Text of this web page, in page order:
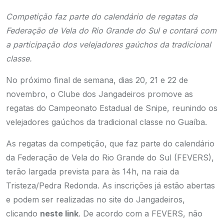
Competição faz parte do calendário de regatas da
Federação de Vela do Rio Grande do Sul e contará com
a participação dos velejadores gaúchos da tradicional
classe.
No próximo final de semana, dias 20, 21 e 22 de
novembro, o Clube dos Jangadeiros promove as
regatas do Campeonato Estadual de Snipe, reunindo os
velejadores gaúchos da tradicional classe no Guaíba.
As regatas da competição, que faz parte do calendário
da Federação de Vela do Rio Grande do Sul (FEVERS),
terão largada prevista para às 14h, na raia da
Tristeza/Pedra Redonda. As inscrições já estão abertas
e podem ser realizadas no site do Jangadeiros,
clicando neste link. De acordo com a FEVERS, não